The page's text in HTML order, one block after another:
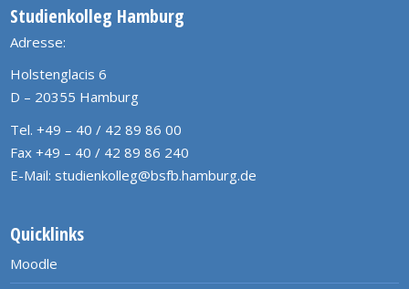
Studienkolleg Hamburg
Adresse:
Holstenglacis 6
D – 20355 Hamburg
Tel. +49 – 40 / 42 89 86 00
Fax +49 – 40 / 42 89 86 240
E-Mail: studienkolleg@bsfb.hamburg.de
Quicklinks
Moodle